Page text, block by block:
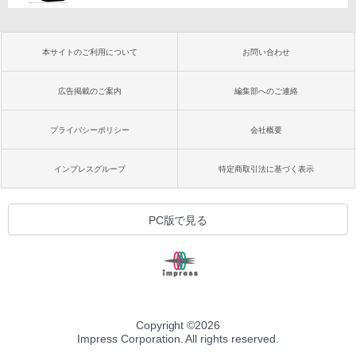
本サイトのご利用について お問い合わせ
広告掲載のご案内 編集部へのご連絡
プライバシーポリシー 会社概要
インプレスグループ 特定商取引法に基づく表示
PC版で見る
Copyright ©2026
Impress Corporation. All rights reserved.